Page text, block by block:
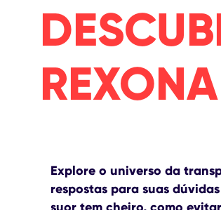
REXONA
Explore o universo da
respostas para suas